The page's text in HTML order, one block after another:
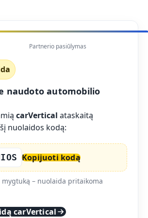
Partnerio pasiūlymas
naudoto automobilio
carVertical ataskaitą
nuolaidos kodą:
Kopijuoti kodą
– nuolaida pritaikoma
carVertical